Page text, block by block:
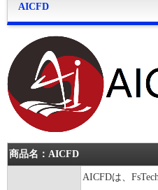
AICFD
商品名：AICFD
AICFDは、